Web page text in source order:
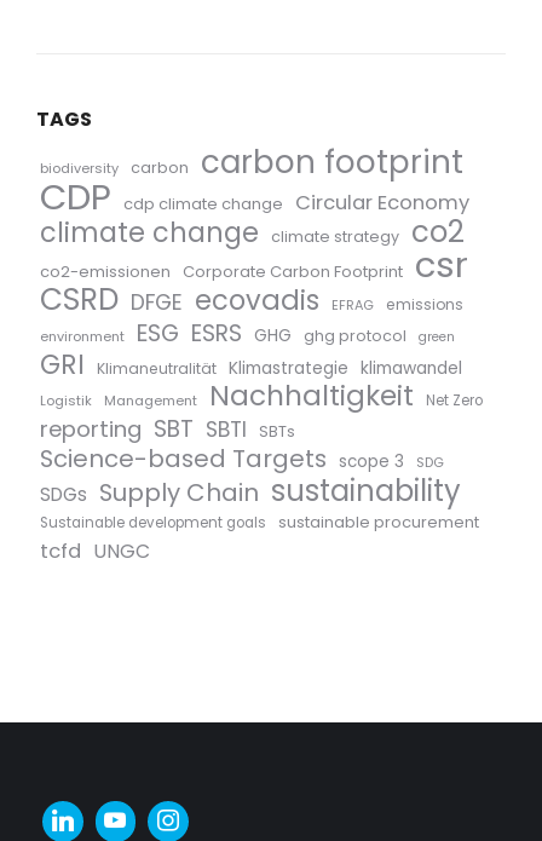
TAGS
biodiversity carbon carbon footprint
CDP cdp climate change Circular Economy
climate change climate strategy co2
co2-emissionen Corporate Carbon Footprint csr
CSRD DFGE ecovadis EFRAG emissions
environment ESG ESRS GHG ghg protocol green
GRI Klimaneutralität Klimastrategie klimawandel
Logistik Management Nachhaltigkeit Net Zero
reporting SBT SBTI SBTs
Science-based Targets scope 3 SDG
SDGs Supply Chain sustainability
Sustainable development goals sustainable procurement
tcfd UNGC